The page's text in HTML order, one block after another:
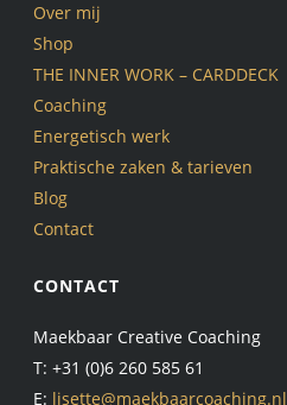
Over mij
Shop
THE INNER WORK – CARDDECK
Coaching
Energetisch werk
Praktische zaken & tarieven
Blog
Contact
CONTACT
Maekbaar Creative Coaching
T: +31 (0)6 260 585 61
E: lisette@maekbaarcoaching.nl